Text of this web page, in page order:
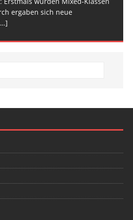
ergaben sich neue
Am Samstag standen die